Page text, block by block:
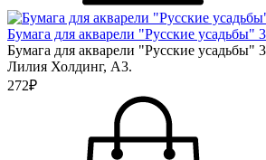
Бумага для акварели "Русские усадьбы"
Бумага для акварели "Русские усадьбы"
Лилия Холдинг, А3.
272₽